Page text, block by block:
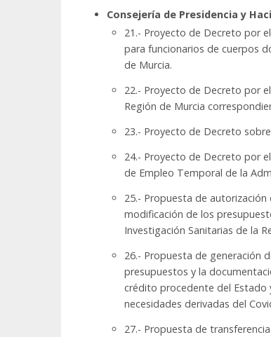
Consejería de Presidencia y
21.- Proyecto de Decreto por
para funcionarios de cuerpos
de Murcia.
22.- Proyecto de Decreto por
Región de Murcia
23.- Proyecto de Decreto
24.- Proyecto de Decreto por
de Empleo Temporal de la
25.- Propuesta de
modificación de los
Investigación Sanitarias de la
26.- Propuesta de generación
presupuestos y la
crédito procedente del Estado
necesidades derivadas del
27.- Propuesta de